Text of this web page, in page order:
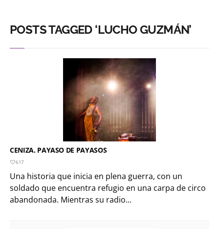
POSTS TAGGED ‘LUCHO GUZMÁN’
CENIZA. PAYASO DE PAYASOS
617
Una historia que inicia en plena guerra, con un
soldado que encuentra refugio en una carpa de circo
abandonada. Mientras su radio...